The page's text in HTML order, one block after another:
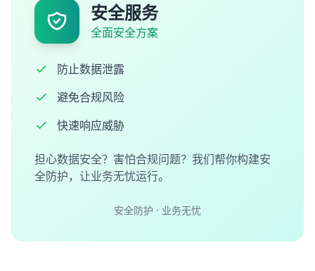
安全服务
全面安全方案
防止数据泄露
避免合规风险
快速响应威胁
担心数据安全？害怕合规问题？我们帮你构建安
全防护，让业务无忧运行。
安全防护 · 业务无忧